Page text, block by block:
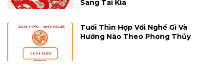
Sang Tai Kia
Tuổi Thìn Hợp Với Nghề Gì Và
Hướng Nào Theo Phong Thủy